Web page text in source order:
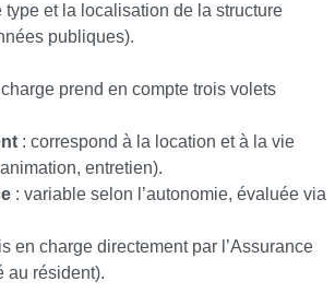
type et la localisation de la structure
publiques).
prend en compte trois volets
: correspond à la location et à la vie
entretien).
: variable selon l’autonomie, évaluée via
en charge directement par l’Assurance
au résident).